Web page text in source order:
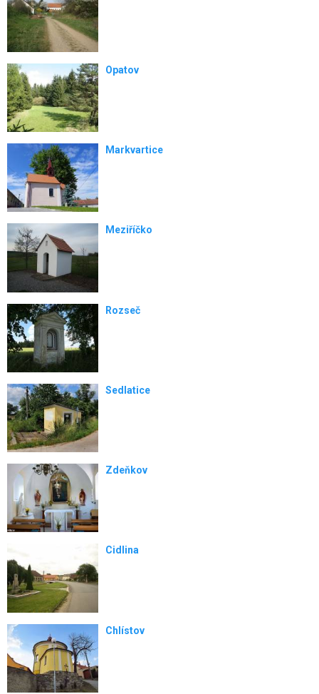
Opatov
Markvartice
Meziříčko
Rozseč
Sedlatice
Zdeňkov
Cidlina
Chlístov